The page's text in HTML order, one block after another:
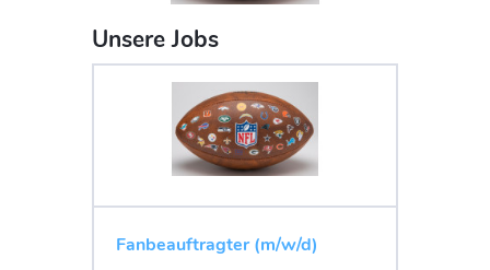
Unsere Jobs
Fanbeauftragter (m/w/d)